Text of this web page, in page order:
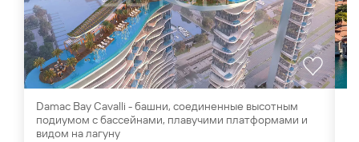
Damac Bay Cavalli - башни, соединенные высотным
подиумом с бассейнами, плавучими платформами и
видом на лагуну